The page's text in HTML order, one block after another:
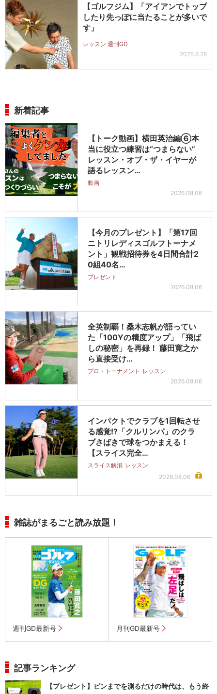
【ゴルフジム】「アイアンでトップ
したり先っぽに当たることが多いで
す」
レッスン 週刊GD
2025.6.28
新着記事
【トーク動画】横田英治編⑥本
当に役立つ練習は“つまらない”
レッスン・オブ・ザ・イヤーが
語るレッスン…
動画
2026.08.06
【今月のプレゼント】「第17回
ニトリレディスゴルフトーナメ
ント」観戦招待券を4日間合計2
0組40名…
プレゼント
2026.08.06
全英制覇！桑木志帆が語ってい
た「100Yの精度アップ」「飛ば
しの秘密」を再録！ 藤田寛之か
ら直接受け…
プロ・トーナメント レッスン
2026.08.06
インパクトでクラブを1回転させ
る感覚!?「クルリンパ」のクラ
ブさばきで球をつかまえる！
【スライス完全…
スライス解消 レッスン
2026.08.06
雑誌がまるごと読み放題！
週刊GD最新号 月刊GD最新号
記事ランキング
【プレゼント】ピンまでを測るだけの時代は、もう終